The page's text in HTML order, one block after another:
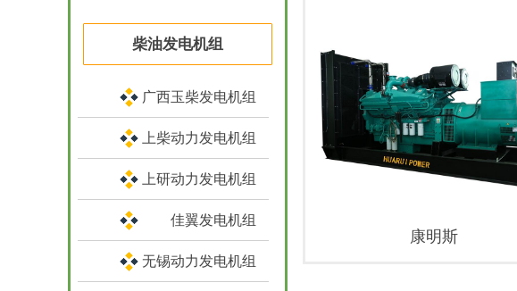
广西玉柴发电机组
上柴动力发电机组
上研动力发电机组
佳翼发电机组
无锡动力发电机组
柴油发电机组
康明斯